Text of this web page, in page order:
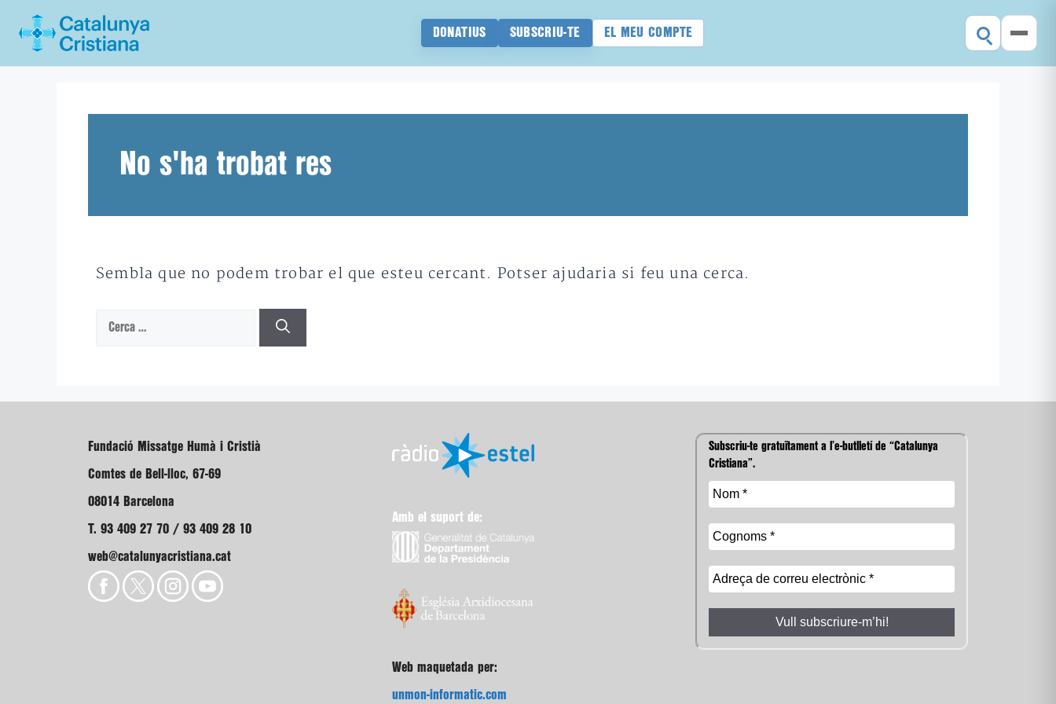
DONATIUS SUBSCRIU-TE EL MEU COMPTE
No s'ha trobat res
Sembla que no podem trobar el que esteu cercant. Potser ajudaria si feu una cerca.
Cerca:
Fundació Missatge Humà i Cristià
Comtes de Bell-lloc, 67-69
08014 Barcelona
T. 93 409 27 70 / 93 409 28 10
web@catalunyacristiana.cat
Amb el suport de:
Web maquetada per:
unmon-informatic.com
Subscriu-te gratuïtament a l’e-butlletí de “Catalunya
Cristiana”.